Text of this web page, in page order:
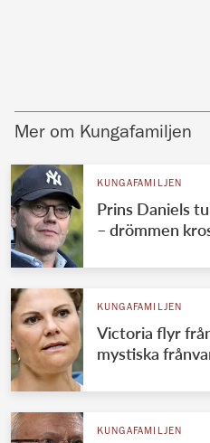
Mer om Kungafamiljen
KUNGAFAMILJEN
Prins Daniels
– drömmen
KUNGAFAMILJEN
Victoria flyr
mystiska
KUNGAFAMILJEN